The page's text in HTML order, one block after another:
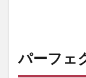
パーフェ